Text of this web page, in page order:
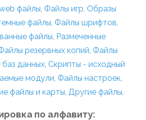
файлы, Файлы игр, Образы
файлы, Файлы шрифтов,
файлы, Размеченные
резервных копий, Файлы
данных, Скрипты - исходный
модули, Файлы настроек,
файлы и карты, Другие файлы.
по алфавиту: